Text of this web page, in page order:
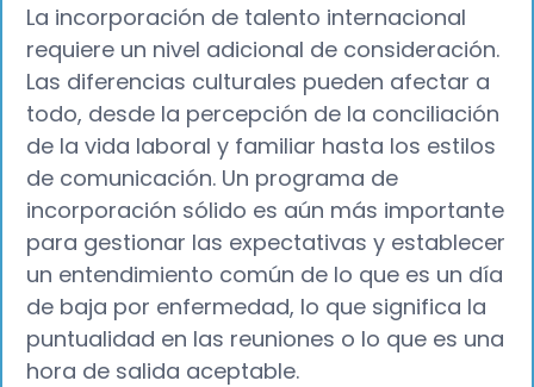
La incorporación de talento internacional
requiere un nivel adicional de consideración.
Las diferencias culturales pueden afectar a
todo, desde la percepción de la conciliación
de la vida laboral y familiar hasta los estilos
de comunicación. Un programa de
incorporación sólido es aún más importante
para gestionar las expectativas y establecer
un entendimiento común de lo que es un día
de baja por enfermedad, lo que significa la
puntualidad en las reuniones o lo que es una
hora de salida aceptable.